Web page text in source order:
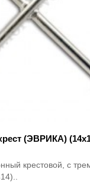
(ЭВРИКА)
крестовой, с